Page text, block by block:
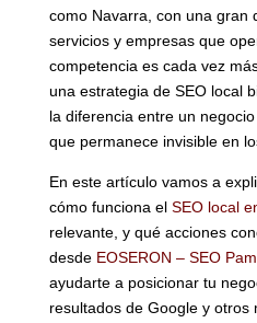
como Navarra, con una gran
servicios y empresas que
competencia es cada vez
una estrategia de SEO local
la diferencia entre un
que permanece invisible en
En este artículo vamos a
cómo funciona el SEO local
relevante, y qué acciones
desde EOSERON – SEO
ayudarte a posicionar tu
resultados de Google y otros